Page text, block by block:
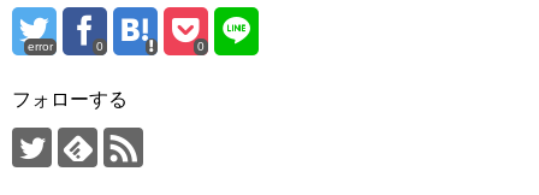
error 0 0
フォローする